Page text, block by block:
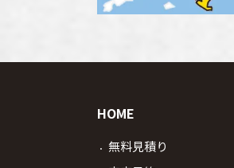
HOME
無料見積り